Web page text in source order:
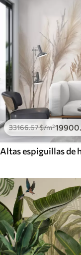
33166.67$/m²19900